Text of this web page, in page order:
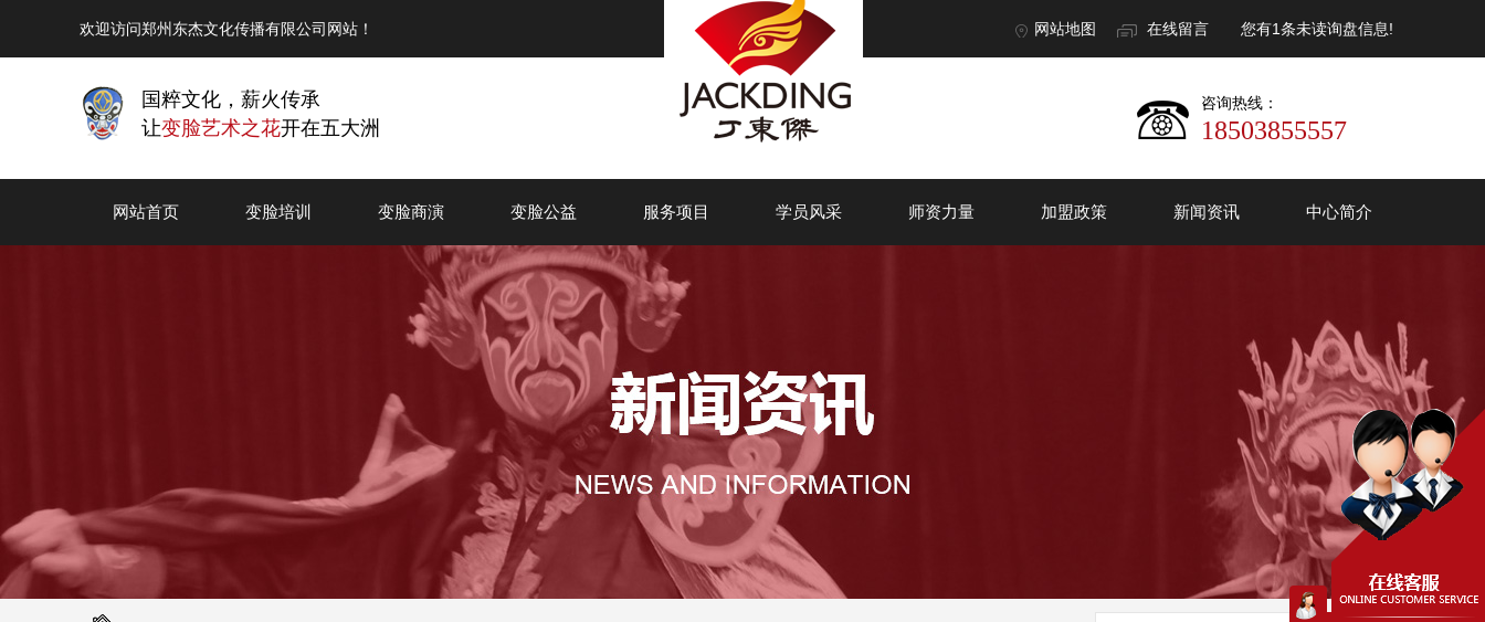
欢迎访问郑州东杰文化传播有限公司网站！ 网站地图 在线留言 您有1条未读询盘信息!
国粹文化，薪火传承
让变脸艺术之花开在五大洲
咨询热线：
18503855557
网站首页 变脸培训 变脸商演 变脸公益 服务项目 学员风采 师资力量 加盟政策 新闻资讯 中心简介